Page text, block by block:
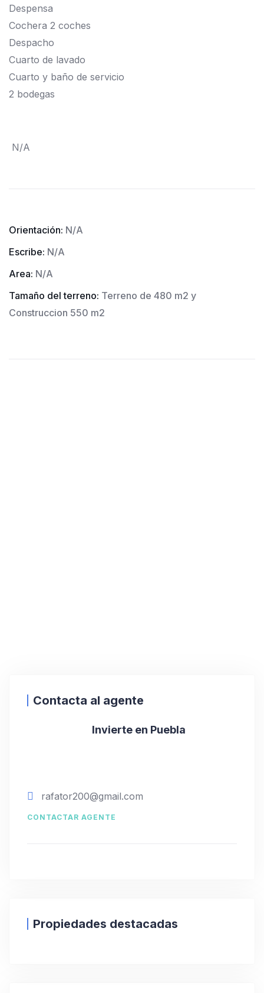
Despensa
Cochera 2 coches
Despacho
Cuarto de lavado
Cuarto y baño de servicio
2 bodegas
N/A
Orientación: N/A
Escribe: N/A
Area: N/A
Tamaño del terreno: Terreno de 480 m2 y
Construccion 550 m2
Contacta al agente
Invierte en Puebla
rafator200@gmail.com
CONTACTAR AGENTE
Propiedades destacadas